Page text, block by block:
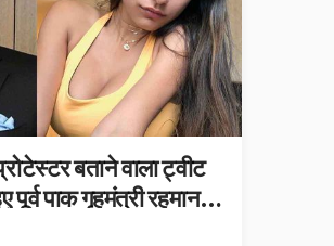
बताने वाला ट्वीट
पूर्व पाक गृहमंत्री रहमान